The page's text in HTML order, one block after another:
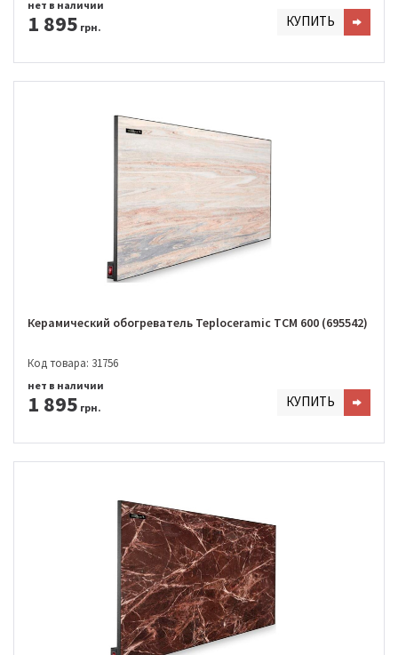
1 895 грн.
нет в наличии
КУПИТЬ
Керамический обогреватель Teploceramic TCM 600 (695542)
Код товара: 31756
1 895 грн.
нет в наличии
КУПИТЬ